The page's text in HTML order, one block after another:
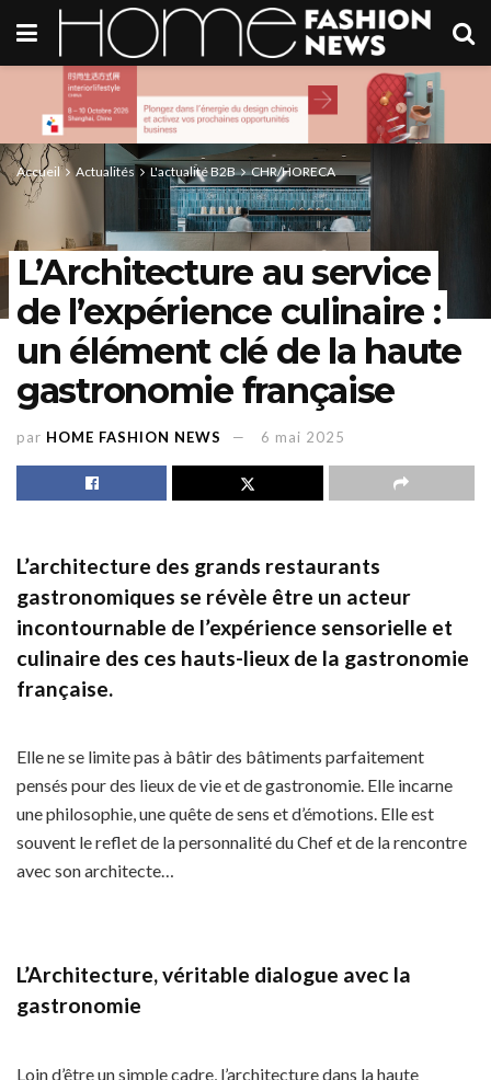
Accueil Actualités L'actualité B2B CHR/HORECA
L’Architecture au service
de l’expérience culinaire :
un élément clé de la haute
gastronomie française
par HOME FASHION NEWS 6 mai 2025
L’architecture des grands restaurants
gastronomiques se révèle être un acteur
incontournable de l’expérience sensorielle et
culinaire des ces hauts-lieux de la gastronomie
française.
Elle ne se limite pas à bâtir des bâtiments parfaitement
pensés pour des lieux de vie et de gastronomie. Elle incarne
une philosophie, une quête de sens et d’émotions. Elle est
souvent le reflet de la personnalité du Chef et de la rencontre
avec son architecte…
L’Architecture, véritable dialogue avec la
gastronomie
Loin d’être un simple cadre, l’architecture dans la haute